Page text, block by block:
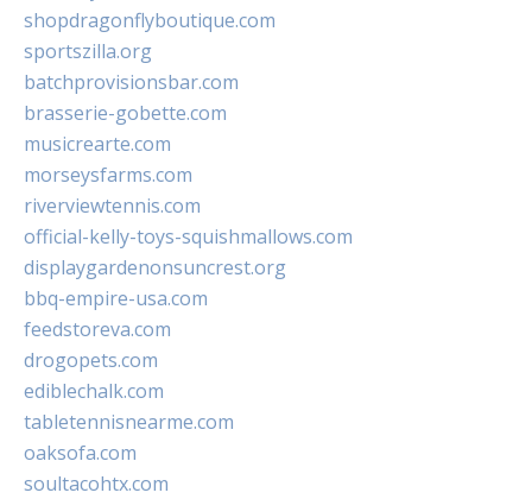
shopdragonflyboutique.com
sportszilla.org
batchprovisionsbar.com
brasserie-gobette.com
musicrearte.com
morseysfarms.com
riverviewtennis.com
official-kelly-toys-squishmallows.com
displaygardenonsuncrest.org
bbq-empire-usa.com
feedstoreva.com
drogopets.com
ediblechalk.com
tabletennisnearme.com
oaksofa.com
soultacohtx.com